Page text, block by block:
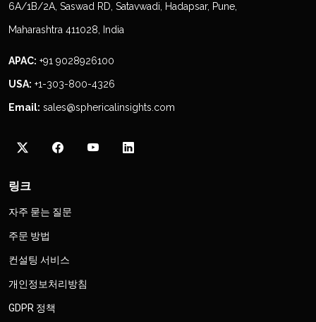
6A/1B/2A, Saswad RD, Satavwadi, Hadapsar, Pune,
Maharashtra 411028, India
APAC: +91 9028926100
USA: +1-303-800-4326
Email: sales@sphericalinsights.com
링크
자주 묻는 질문
주문 방법
컨설팅 서비스
개인정보처리방침
GDPR 정책